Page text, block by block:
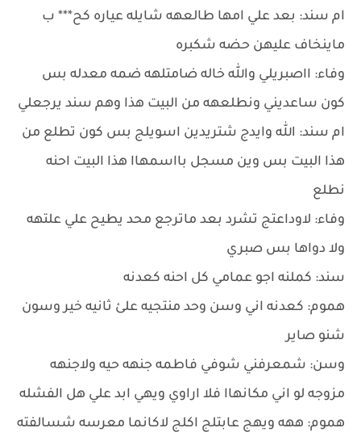
ام سند: بعد علي امها طالعهه شايله عياره كح*** ب
ماينخاف عليهن حضه شكبره
وفاء: ااصبريلي والله خاله ضامتلهه ضمه معدله بس
كون ساعديني ونطلعهه من البيت هذا وهم سند يرجعلي
ام سند: الله وايدج شتريدين اسويلج بس كون تطلع من
هذا البيت بس وين مسجل بااسمهاا هذا البيت احنه
نطلع
وفاء: لاوداعتج تشرد بعد ماترجع محد يطيح علي علتهه
ولا دواها بس صبري
سند: كملنه اجو عمامي كل احنه كعدنه
هموم: كعدنه اني وسن وحد منتجيه علئ ثانيه خير وسون
شنو صاير
وسن: شمعرفني شوفي فاطمه جنهه حيه ولاجنهه
مزوجه لو اني مكانهاا فلا اراوي ويهي ابد علي هل الفشله
هموم: ههه ويهج عابتلج اكلج لاكانما معرسه شسالفته